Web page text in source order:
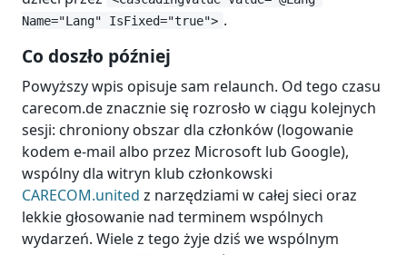
Name="Lang" IsFixed="true"> .
Co doszło później
Powyższy wpis opisuje sam relaunch. Od tego czasu
carecom.de znacznie się rozrosło w ciągu kolejnych
sesji: chroniony obszar dla członków (logowanie
kodem e-mail albo przez Microsoft lub Google),
wspólny dla witryn klub członkowski
CARECOM.united z narzędziami w całej sieci oraz
lekkie głosowanie nad terminem wspólnych
wydarzeń. Wiele z tego żyje dziś we wspólnym